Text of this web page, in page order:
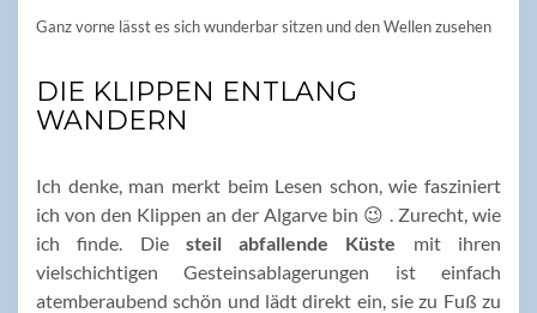
Ganz vorne lässt es sich wunderbar sitzen und den Wellen zusehen
DIE KLIPPEN ENTLANG
WANDERN
Ich denke, man merkt beim Lesen schon, wie fasziniert
ich von den Klippen an der Algarve bin 😉 . Zurecht, wie
ich finde. Die steil abfallende Küste mit ihren
vielschichtigen Gesteinsablagerungen ist einfach
atemberaubend schön und lädt direkt ein, sie zu Fuß zu